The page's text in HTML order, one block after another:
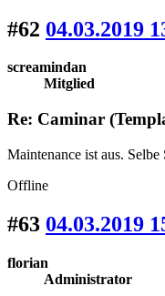
#62 04.03.2019
screamindan
Mitglied
Re: Caminar
Maintenance ist aus. Selbe
Offline
#63 04.03.2019
florian
Administrator